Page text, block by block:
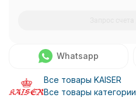
Whatsapp
Все товары KAISER
Все товары категории